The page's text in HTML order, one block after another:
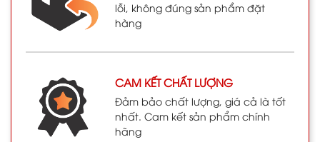
lỗi, không đúng sản phẩm đặt
hàng
CAM KẾT CHẤT LƯỢNG
Đảm bảo chất lượng, giá cả là tốt
nhất. Cam kết sản phẩm chính
hãng